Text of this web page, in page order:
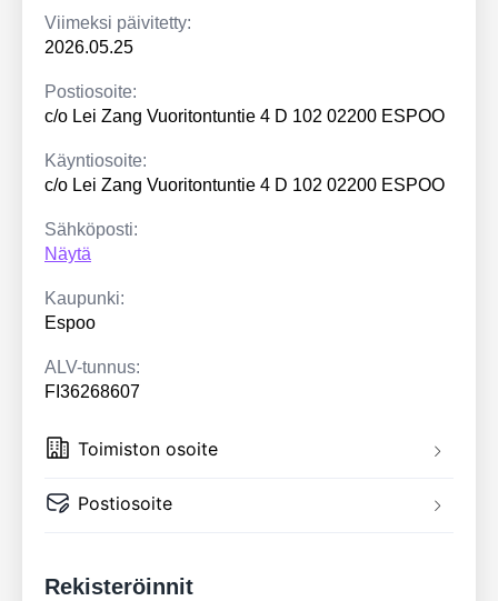
Viimeksi päivitetty:
2026.05.25
Postiosoite:
c/o Lei Zang Vuoritontuntie 4 D 102 02200 ESPOO
Käyntiosoite:
c/o Lei Zang Vuoritontuntie 4 D 102 02200 ESPOO
Sähköposti:
Näytä
Kaupunki:
Espoo
ALV-tunnus:
FI36268607
Toimiston osoite
Postiosoite
Rekisteröinnit